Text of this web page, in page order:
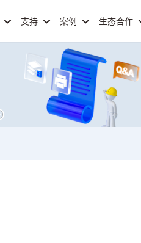
支持 案例 生态合作